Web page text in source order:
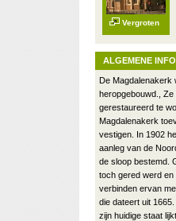
Vergroten
ALGEMENE
De Magdalenakerk
heropgebouwd.,
gerestaureerd te
Magdalenakerk
vestigen. In 1902
aanleg van de
de sloop bestemd.
toch gered werd
verbinden ervan
die dateert uit
zijn huidige staat